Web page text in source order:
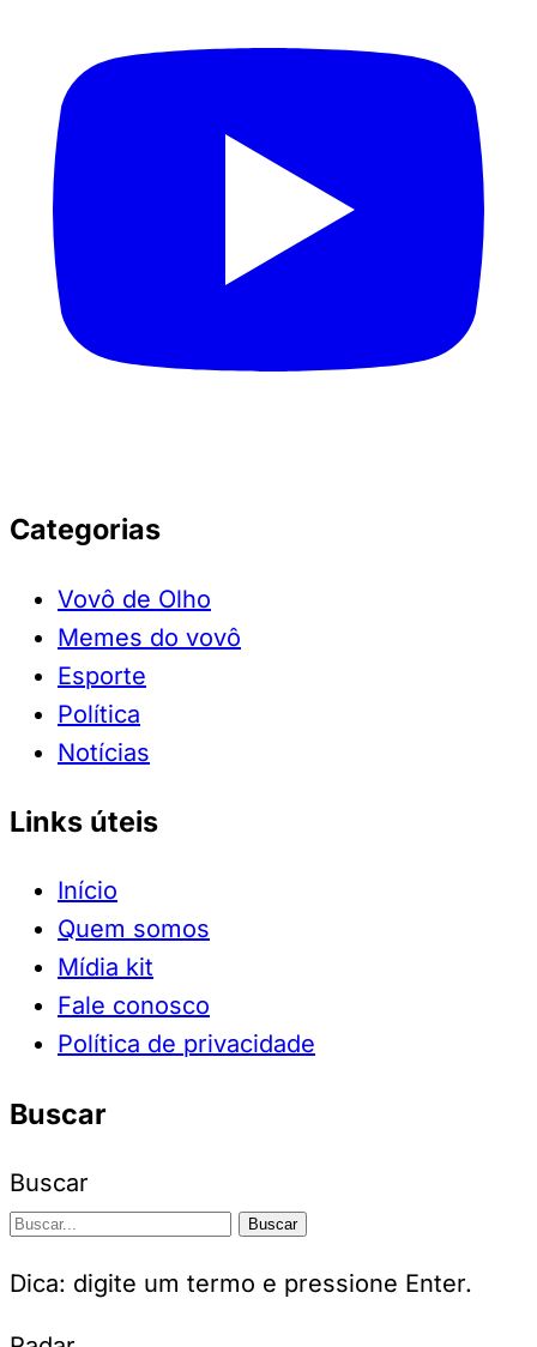
Categorias
Vovô de Olho
Memes do vovô
Esporte
Política
Notícias
Links úteis
Início
Quem somos
Mídia kit
Fale conosco
Política de privacidade
Buscar
Buscar
Buscar
Dica: digite um termo e pressione Enter.